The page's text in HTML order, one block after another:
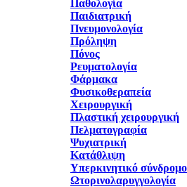
Παθολογία
Παιδιατρική
Πνευμονολογία
Πρόληψη
Πόνος
Ρευματολογία
Φάρμακα
Φυσικοθεραπεία
Χειρουργική
Πλαστική χειρουργική
Πελματογραφία
Ψυχιατρική
Κατάθλιψη
Υπερκινητικό σύνδρομο
Ωτορινολαρυγγολογία